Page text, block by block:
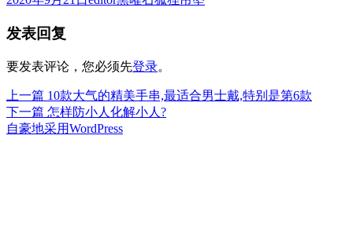
于
发表回复
要发表评论，您必须先登录。
文
章
上一篇 上
篇
文
10款大气的精美手串,最适合男士戴,特别是第6款
下一篇 下
篇
怎样防小人化解小人?
自豪地采用WordPress